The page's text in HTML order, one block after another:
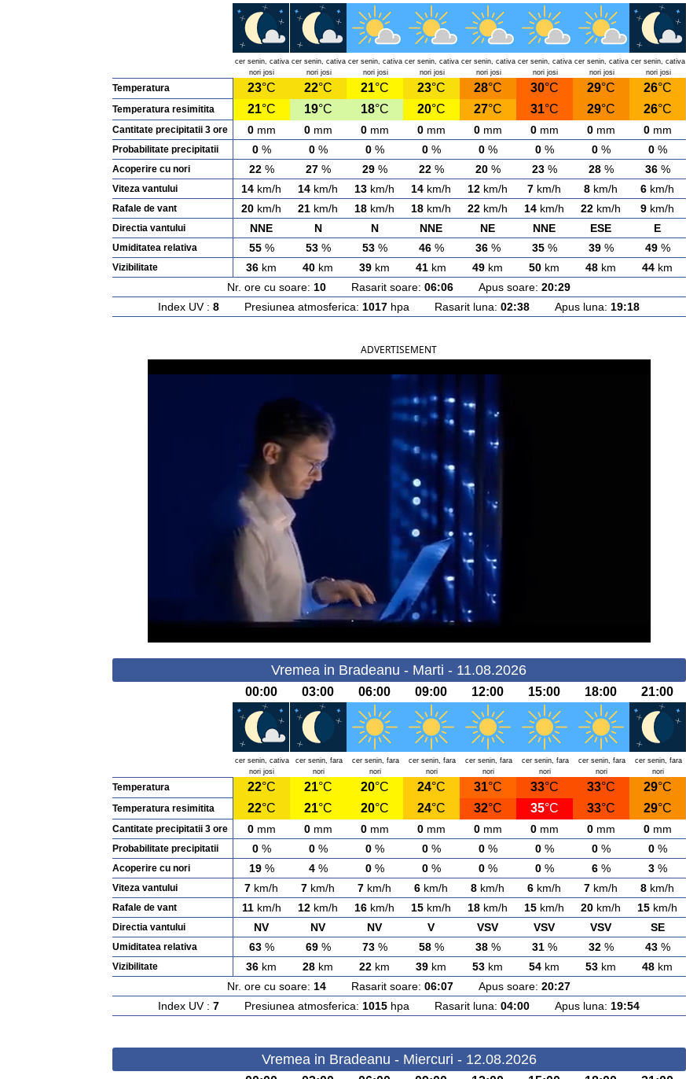
cer senin, cativa
nori josi
cer senin, cativa
nori josi
cer senin, cativa
nori josi
cer senin, cativa
nori josi
cer senin, cativa
nori josi
cer senin, cativa
nori josi
cer senin, cativa
nori josi
cer senin, cativa
nori josi
Temperatura 23°C 22°C 21°C 23°C 28°C 30°C 29°C 26°C
Temperatura resimitita 21°C 19°C 18°C 20°C 27°C 31°C 29°C 26°C
Cantitate precipitatii 3 ore 0mm 0mm 0mm 0mm 0mm 0mm 0mm 0mm
Probabilitate precipitatii 0% 0% 0% 0% 0% 0% 0% 0%
Acoperire cu nori 22% 27% 29% 22% 20% 23% 28% 36%
Viteza vantului 14 km/h 14 km/h 13 km/h 14 km/h 12 km/h 7 km/h 8 km/h 6 km/h
Rafale de vant 20 km/h 21 km/h 18 km/h 18 km/h 22 km/h 14 km/h 22 km/h 9 km/h
Directia vantului NNE N N NNE NE NNE ESE E
Umiditatea relativa 55% 53% 53% 46% 36% 35% 39% 49%
Vizibilitate 36 km 40 km 39 km 41 km 49 km 50 km 48 km 44 km
Nr. ore cu soare: 10 Rasarit soare: 06:06 Apus soare: 20:29
Index UV : 8 Presiunea atmosferica: 1017 hpa Rasarit luna: 02:38 Apus luna: 19:18
ADVERTISEMENT
Vremea in Bradeanu - Marti - 11.08.2026
00:00 03:00 06:00 09:00 12:00 15:00 18:00 21:00
cer senin, cativa
nori josi
cer senin, fara
nori
cer senin, fara
nori
cer senin, fara
nori
cer senin, fara
nori
cer senin, fara
nori
cer senin, fara
nori
cer senin, fara
nori
Temperatura 22°C 21°C 20°C 24°C 31°C 33°C 33°C 29°C
Temperatura resimitita 22°C 21°C 20°C 24°C 32°C 35°C 33°C 29°C
Cantitate precipitatii 3 ore 0mm 0mm 0mm 0mm 0mm 0mm 0mm 0mm
Probabilitate precipitatii 0% 0% 0% 0% 0% 0% 0% 0%
Acoperire cu nori 19% 4% 0% 0% 0% 0% 6% 3%
Viteza vantului 7 km/h 7 km/h 7 km/h 6 km/h 8 km/h 6 km/h 7 km/h 8 km/h
Rafale de vant 11km/h 12 km/h 16 km/h 15 km/h 18 km/h 15 km/h 20 km/h 15 km/h
Directia vantului NV NV NV V VSV VSV VSV SE
Umiditatea relativa 63% 69% 73% 58% 38% 31% 32% 43%
Vizibilitate 36 km 28 km 22 km 39 km 53 km 54 km 53 km 48 km
Nr. ore cu soare: 14 Rasarit soare: 06:07 Apus soare: 20:27
Index UV : 7 Presiunea atmosferica: 1015 hpa Rasarit luna: 04:00 Apus luna: 19:54
Vremea in Bradeanu - Miercuri - 12.08.2026